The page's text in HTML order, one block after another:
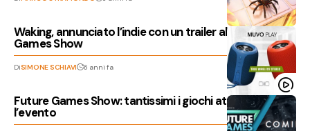
Waking, annunciato l’indie con un trailer al Future
Games Show
DiSIMONE SCHIAVI 6 anni fa
Future Games Show: tantissimi i giochi attesi durante
l’evento